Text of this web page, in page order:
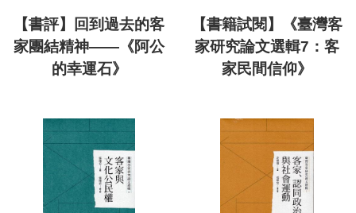
【書評】回到過去的客
家團結精神——《阿公
的幸運石》
【書籍試閱】《臺灣客
家研究論文選輯7：客
家民間信仰》